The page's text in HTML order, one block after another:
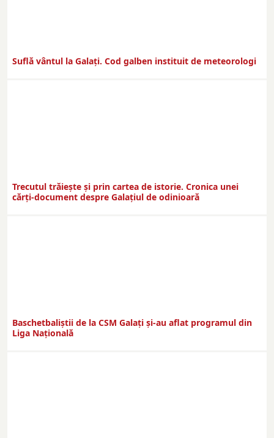
Suflă vântul la Galaţi. Cod galben instituit de meteorologi
Trecutul trăiește și prin cartea de istorie. Cronica unei
cărți-document despre Galațiul de odinioară
Baschetbaliștii de la CSM Galați și-au aflat programul din
Liga Națională